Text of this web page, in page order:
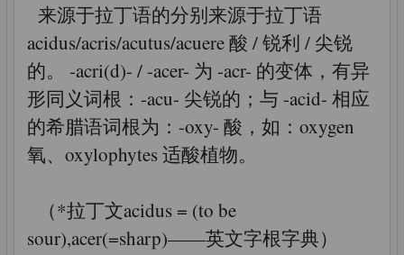
来源于拉丁语的分别来源于拉丁语
acidus/acris/acutus/acuere 酸 / 锐利 / 尖锐
的。 -acri(d)- / -acer- 为 -acr- 的变体，有异
形同义词根：-acu- 尖锐的；与 -acid- 相应
的希腊语词根为：-oxy- 酸，如：oxygen
氧、oxylophytes 适酸植物。
（*拉丁文acidus = (to be
sour),acer(=sharp)——英文字根字典）